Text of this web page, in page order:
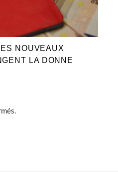
NOUVEAUX
LA DONNE